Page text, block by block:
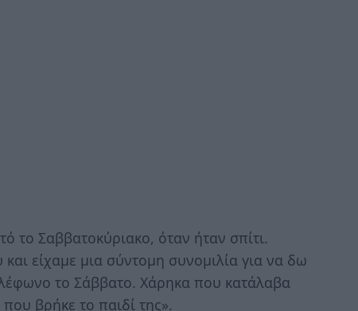
το Σαββατοκύριακο, όταν ήταν σπίτι.
είχαμε μια σύντομη συνομιλία για να δω
το Σάββατο. Χάρηκα που κατάλαβα
βρήκε το παιδί της».